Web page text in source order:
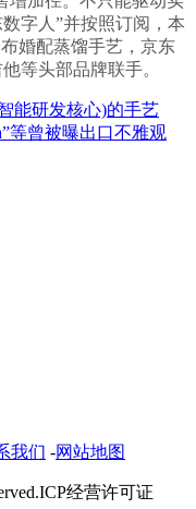
字人”并按照订阅，本
婚配蒸馏手艺，京东
等头部品牌联手。
能研发核心)的手艺
等曾被曝出口不雅观
我们 -网站地图
经营许可证